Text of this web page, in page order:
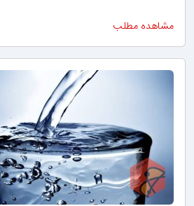
مشاهده مطلب